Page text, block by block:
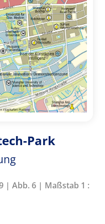
Park
| Abb. 6 | Maßstab 1 :